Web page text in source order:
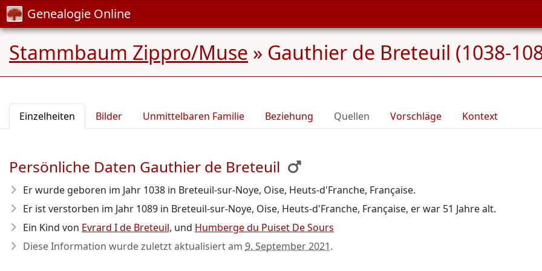
Genealogie Online
Stammbaum Zippro/Muse » Gauthier de Breteuil (1038-
Einzelheiten Bilder Unmittelbaren Familie Beziehung Quellen Vorschläge Kontext
Persönliche Daten Gauthier de Breteuil
Er wurde geboren im Jahr 1038 in Breteuil-sur-Noye, Oise, Heuts-d'Franche, Française.
Er ist verstorben im Jahr 1089 in Breteuil-sur-Noye, Oise, Heuts-d'Franche, Française, er war 51 Jahre alt.
Ein Kind von Evrard I de Breteuil, und Humberge du Puiset De Sours
Diese Information wurde zuletzt aktualisiert am 9. September 2021.